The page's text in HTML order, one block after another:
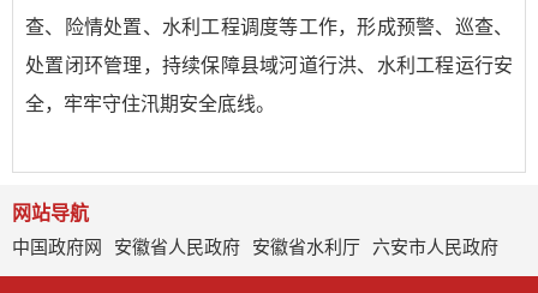
查、险情处置、水利工程调度等工作，形成预警、巡查、
处置闭环管理，持续保障县域河道行洪、水利工程运行安
全，牢牢守住汛期安全底线。
网站导航
中国政府网
安徽省人民政府 安徽省水利厅 六安市人民政府